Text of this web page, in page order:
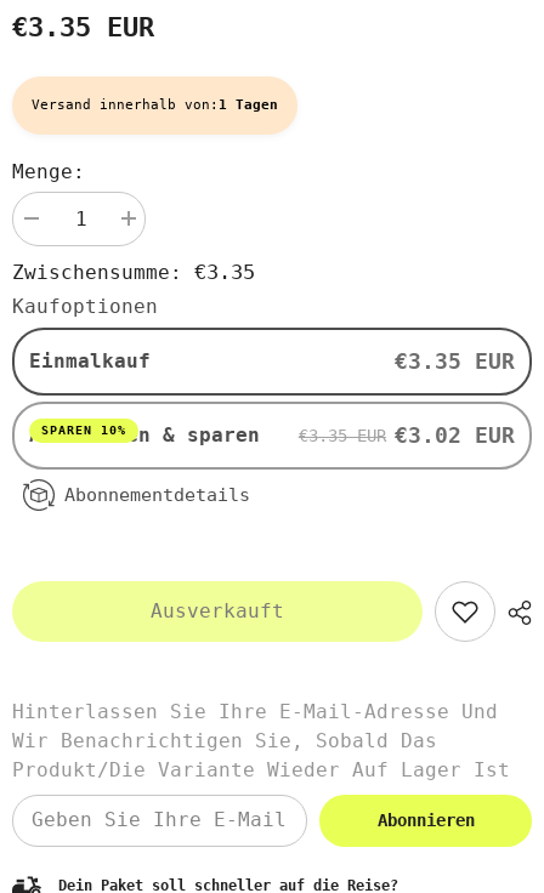
€3.35 EUR
Versand innerhalb von: 1 Tagen
Menge:
verringern
für
Energiegetränk
mit
BIO-
Schwarztee-
Geschmack
330
ml
-
LITTLE
MIRACLES
Menge
erhöhen
Energiegetränk
mit
BIO-
Schwarztee-
Geschmack
330
ml
-
LITTLE
MIRACLES
Zwischensumme: €3.35
Kaufoptionen
Einmalkauf €3.35 EUR
Abonnieren & sparen
SPAREN 10% €3.35 EUR €3.02 EUR
Abonnementdetails
Ausverkauft
Hinterlassen Sie Ihre E-Mail-Adresse Und
Wir Benachrichtigen Sie, Sobald Das
Produkt/die Variante Wieder Auf Lager Ist
Abonnieren
Dein Paket soll schneller auf die Reise?